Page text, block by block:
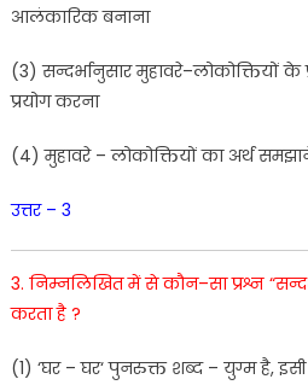
आलंकारिकबनाना
(3)सन्दर्भानुसारमुहावरे–लोकोक्तियोंके
प्रयोगकरना
(4)मुहावरे –लोकोक्तियोंका अर्थ
उत्तर – 3
3. निम्नलिखितमेंसेकौन–साप्रश्न “
करताहै ?
(1) ‘घर –घर‘पुनरुक्त शब्द – युग्महै,